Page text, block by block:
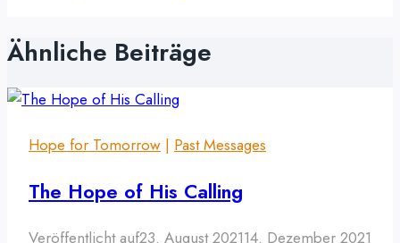
Ähnliche Beiträge
Hope for Tomorrow | Past Messages
The Hope of His Calling
Veröffentlicht auf23. August 202114. Dezember 2021